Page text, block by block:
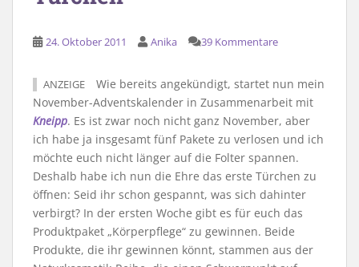
24. Oktober 2011 Anika 39 Kommentare
ANZEIGE
Wie bereits angekündigt, startet nun mein
November-Adventskalender in Zusammenarbeit mit
Kneipp. Es ist zwar noch nicht ganz November, aber
ich habe ja insgesamt fünf Pakete zu verlosen und ich
möchte euch nicht länger auf die Folter spannen.
Deshalb habe ich nun die Ehre das erste Türchen zu
öffnen: Seid ihr schon gespannt, was sich dahinter
verbirgt? In der ersten Woche gibt es für euch das
Produktpaket „Körperpflege“ zu gewinnen. Beide
Produkte, die ihr gewinnen könnt, stammen aus der